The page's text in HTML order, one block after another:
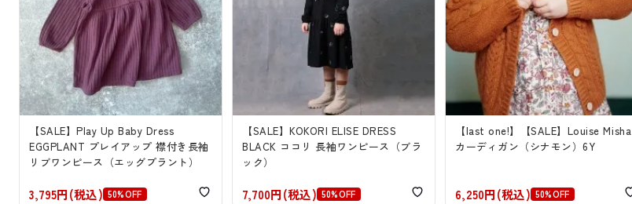
【SALE】Play Up Baby Dress
EGGPLANT プレイアップ 襟付き長袖
リブワンピース（エッグプラント）
3,795円(税込) 50%OFF
【SALE】KOKORI ELISE DRESS
BLACK ココリ 長袖ワンピース（ブラ
ック）
7,700円(税込) 50%OFF
【last one!】【SALE】Louise Misha
カーディガン（シナモン）6Y
6,250円(税込) 50%OFF